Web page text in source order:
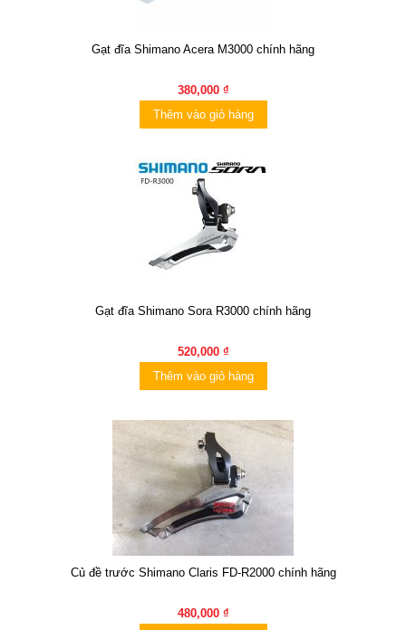
Gạt đĩa Shimano Acera M3000 chính hãng
380,000 ₫
Thêm vào giỏ hàng
Gạt đĩa Shimano Sora R3000 chính hãng
520,000 ₫
Thêm vào giỏ hàng
Củ đề trước Shimano Claris FD-R2000 chính hãng
480,000 ₫